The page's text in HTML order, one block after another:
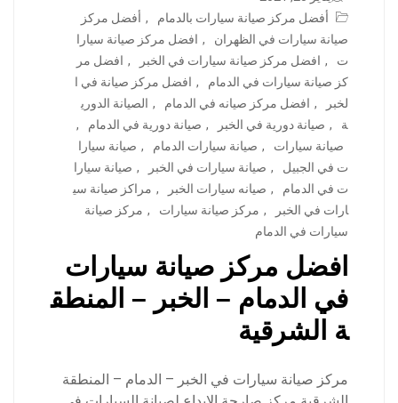
أفضل مركز صيانة سيارات بالدمام
, أفضل مركز
صيانة سيارات في الظهران
, افضل مركز صيانة سيارا
ت
, افضل مركز صيانة سيارات في الخبر , افضل مر
كز صيانة سيارات في الدمام
, افضل مركز صيانة في ا
لخبر
, افضل مركز صيانه في الدمام , الصيانة الدوري
ة
, صيانة دورية في الخبر , صيانة دورية في الدمام
,
صيانة سيارات
, صيانة سيارات الدمام , صيانة سيارا
ت في الجبيل
, صيانة سيارات في الخبر , صيانة سيارا
ت في الدمام
, صيانه سيارات الخبر , مراكز صيانة سي
ارات في الخبر
, مركز صيانة سيارات , مركز صيانة
سيارات في الدمام
افضل مركز صيانة سيارات
في الدمام – الخبر – المنطق
ة الشرقية
مركز صيانة سيارات في الخبر – الدمام – المنطقة